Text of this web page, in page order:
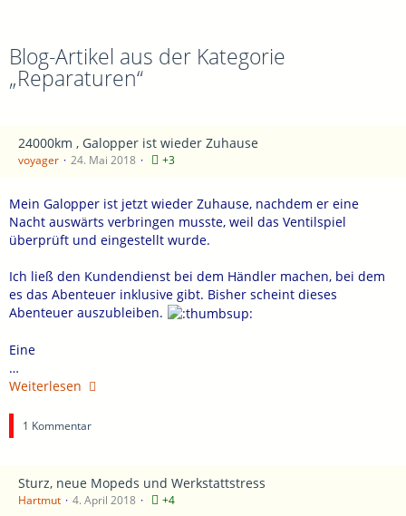
Blog-Artikel aus der Kategorie
„Reparaturen“
24000km , Galopper ist wieder Zuhause
voyager 24. Mai 2018 +3
Mein Galopper ist jetzt wieder Zuhause, nachdem er eine
Nacht auswärts verbringen musste, weil das Ventilspiel
überprüft und eingestellt wurde.
Ich ließ den Kundendienst bei dem Händler machen, bei dem
es das Abenteuer inklusive gibt. Bisher scheint dieses
Abenteuer auszubleiben.
Eine
…
Weiterlesen
1 Kommentar
Sturz, neue Mopeds und Werkstattstress
Hartmut 4. April 2018 +4